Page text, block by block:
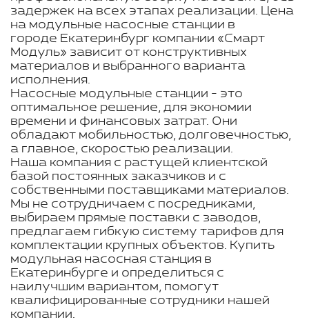
задержек на всех этапах реализации. Цена
на модульные насосные станции в
городе Екатеринбург компании «Смарт
Модуль» зависит от конструктивных
материалов и выбранного варианта
исполнения.
Насосные модульные станции - это
оптимальное решение, для экономии
времени и финансовых затрат. Они
обладают мобильностью, долговечностью,
а главное, скоростью реализации.
Наша компания с растущей клиентской
базой постоянных заказчиков и с
собственными поставщиками материалов.
Мы не сотрудничаем с посредниками,
выбираем прямые поставки с заводов,
предлагаем гибкую систему тарифов для
комплектации крупных объектов. Купить
модульная насосная станция в
Екатеринбурге и определиться с
наилучшим вариантом, помогут
квалифицированные сотрудники нашей
компании.